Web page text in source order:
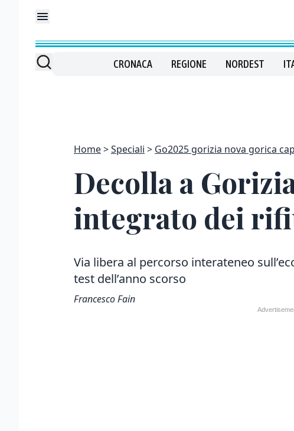
CRONACA REGIONE NORDEST
Home Speciali Go2025 gorizia nova gorica
Decolla a
integrato dei
Via libera al percorso interateneo
test dell’anno scorso
Francesco Fain